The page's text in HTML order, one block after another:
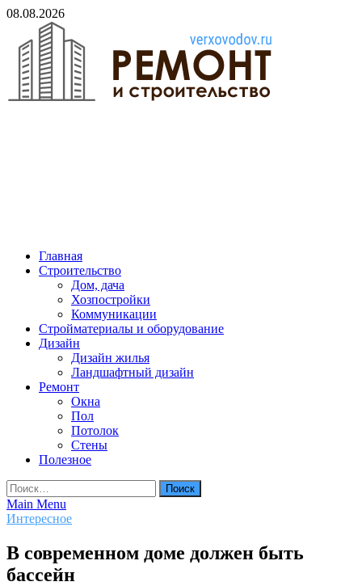
Skip
content
08.08.2026
Главная
Строительство
Дом, дача
Хозпостройки
Коммуникации
Стройматериалы и оборудование
Дизайн
Дизайн жилья
Ландшафтный дизайн
Ремонт
Окна
Пол
Потолок
Стены
Полезное
Найти:
Main Menu
Интересное
В современном доме должен быть
бассейн